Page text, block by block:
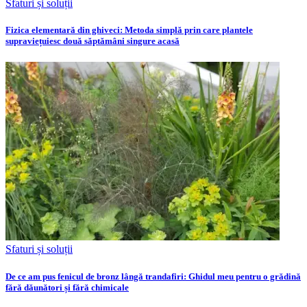
Sfaturi și soluții
Fizica elementară din ghiveci: Metoda simplă prin care plantele
supraviețuiesc două săptămâni singure acasă
Sfaturi și soluții
De ce am pus fenicul de bronz lângă trandafiri: Ghidul meu pentru o grădină
fără dăunători și fără chimicale